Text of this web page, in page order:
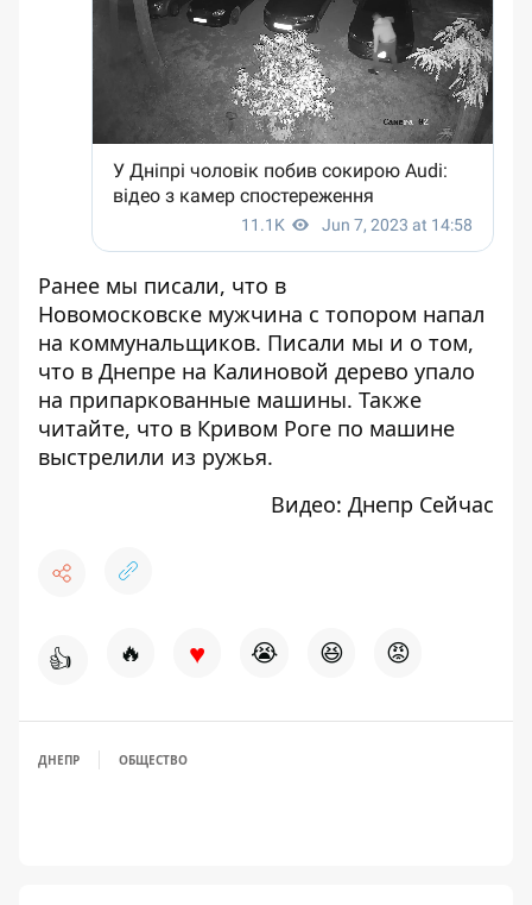
Ранее мы писали, что в
Новомосковске мужчина с топором напал
на коммунальщиков. Писали мы и о том,
что в Днепре на Калиновой дерево упало
на припаркованные машины. Также
читайте, что в Кривом Роге по машине
выстрелили из ружья.
Видео: Днепр Сейчас
👍 🔥 ♥ 😭 😆 😡
ДНЕПР ОБЩЕСТВО